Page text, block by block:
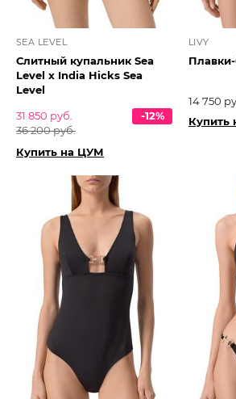
SEA LEVEL
Слитный купальник Sea
Level x India Hicks Sea
Level
31 850 руб.
36 200 руб.
-12%
Купить на ЦУМ
LIVY
14 750
Купить